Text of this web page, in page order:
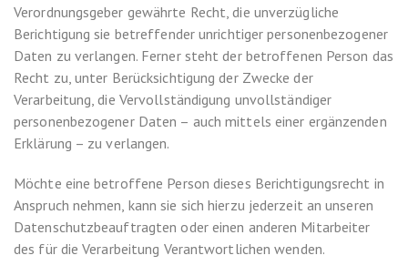
Verordnungsgeber gewährte Recht, die unverzügliche
Berichtigung sie betreffender unrichtiger personenbezogener
Daten zu verlangen. Ferner steht der betroffenen Person das
Recht zu, unter Berücksichtigung der Zwecke der
Verarbeitung, die Vervollständigung unvollständiger
personenbezogener Daten – auch mittels einer ergänzenden
Erklärung – zu verlangen.
Möchte eine betroffene Person dieses Berichtigungsrecht in
Anspruch nehmen, kann sie sich hierzu jederzeit an unseren
Datenschutzbeauftragten oder einen anderen Mitarbeiter
des für die Verarbeitung Verantwortlichen wenden.